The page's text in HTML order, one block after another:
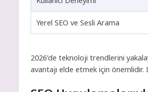
Yerel SEO ve Sesli Arama
2026’de teknoloji trendlerini
avantajı elde etmek için